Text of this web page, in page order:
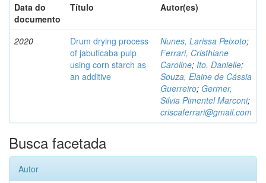
Data do
documento
Título Autor(es)
2020
Drum drying process
of jabuticaba pulp
using corn starch as
an additive
Nunes, Larissa Peixoto;
Ferrari, Cristhiane
Caroline; Ito, Danielle;
Souza, Elaine de Cássia
Guerreiro; Germer,
Silvia Pimentel Marconi;
criscaferrari@gmail.com
Busca facetada
Autor